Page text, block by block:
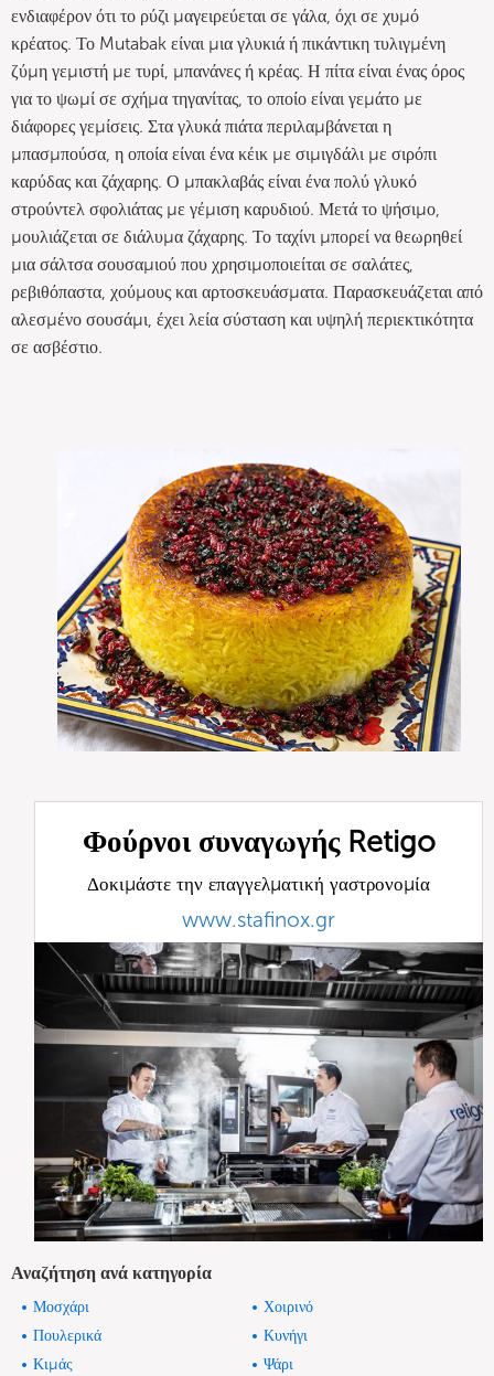
ενδιαφέρον ότι το ρύζι μαγειρεύεται σε γάλα, όχι σε χυμό
κρέατος. Το Mutabak είναι μια γλυκιά ή πικάντικη τυλιγμένη
ζύμη γεμιστή με τυρί, μπανάνες ή κρέας. Η πίτα είναι ένας όρος
για το ψωμί σε σχήμα τηγανίτας, το οποίο είναι γεμάτο με
διάφορες γεμίσεις. Στα γλυκά πιάτα περιλαμβάνεται η
μπασμπούσα, η οποία είναι ένα κέικ με σιμιγδάλι με σιρόπι
καρύδας και ζάχαρης. Ο μπακλαβάς είναι ένα πολύ γλυκό
στρούντελ σφολιάτας με γέμιση καρυδιού. Μετά το ψήσιμο,
μουλιάζεται σε διάλυμα ζάχαρης. Το ταχίνι μπορεί να θεωρηθεί
μια σάλτσα σουσαμιού που χρησιμοποιείται σε σαλάτες,
ρεβιθόπαστα, χούμους και αρτοσκευάσματα. Παρασκευάζεται από
αλεσμένο σουσάμι, έχει λεία σύσταση και υψηλή περιεκτικότητα
σε ασβέστιο.
Φούρνοι συναγωγής Retigo
Δοκιμάστε την επαγγελματική γαστρονομία
www.stafinox.gr
Αναζήτηση ανά κατηγορία
Μοσχάρι
Χοιρινό
Πουλερικά
Κυνήγι
Κιμάς
Ψάρι